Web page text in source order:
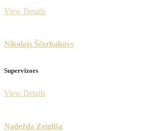
View Details
Nikolajs Ščerbakovs
Supervizors
View Details
Nadežda Zeigliša